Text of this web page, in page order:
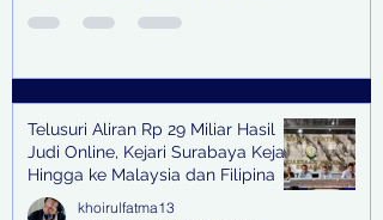
Telusuri Aliran Rp 29 Miliar Hasil
Judi Online, Kejari Surabaya Kejar
Hingga ke Malaysia dan Filipina
khoirulfatma13